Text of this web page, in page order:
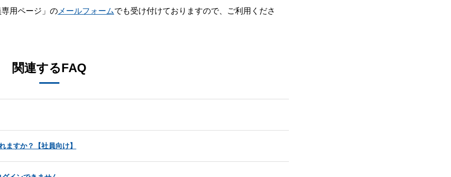
用ページ」のメールフォームでも受け付けておりますので、ご利用くださ
関連するFAQ
すか？【社員向け】